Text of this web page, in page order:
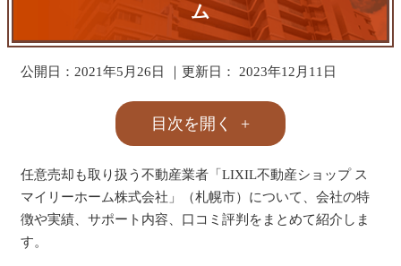
ム
公開日： 2021年5月26日 ｜更新日： 2023年12月11日
目次を開く
任意売却も取り扱う不動産業者「LIXIL不動産ショップ ス
マイリーホーム株式会社」（札幌市）について、会社の特
徴や実績、サポート内容、口コミ評判をまとめて紹介しま
す。